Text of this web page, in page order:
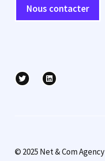
Nous contacter
© 2025 Net & Com Agency